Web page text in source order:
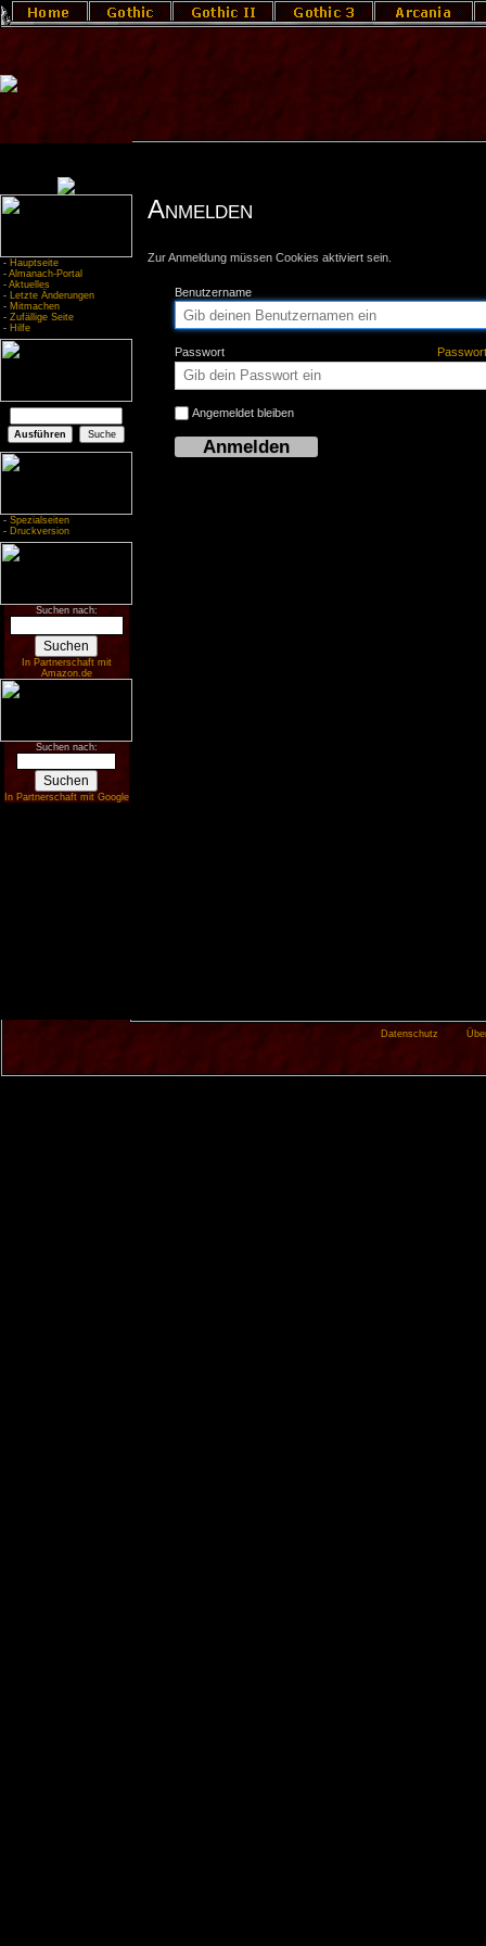
- Hauptseite
- Almanach-Portal
- Aktuelles
- Letzte Änderungen
- Mitmachen
- Zufällige Seite
- Hilfe
- Spezialseiten
- Druckversion
Suchen nach:
In Partnerschaft mit
Amazon.de
Suchen nach:
In Partnerschaft mit Google
Anmelden
Zur Anmeldung müssen Cookies aktiviert sein.
Benutzername
Passwort
Angemeldet bleiben
Datenschutz